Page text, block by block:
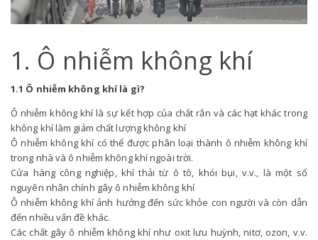
1. Ô nhiễm không khí
1.1 Ô nhiễm không khí là gì?
Ô nhiễm không khí là sự kết hợp của chất rắn và các hạt khác trong
không khí làm giảm chất lượng không khí
Ô nhiễm không khí có thể được phân loại thành ô nhiễm không khí
trong nhà và ô nhiễm không khí ngoài trời.
Cửa hàng công nghiệp, khí thải từ ô tô, khói bụi, v.v., là một số
nguyên nhân chính gây ô nhiễm không khí
Ô nhiễm không khí ảnh hưởng đến sức khỏe con người và còn dẫn
đến nhiều vấn đề khác.
Các chất gây ô nhiễm không khí như oxit lưu huỳnh, nitơ, ozon, v.v.